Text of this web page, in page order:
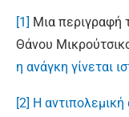
[1] Μια περιγραφή
Θάνου
η ανάγκη γίνεται
[2] Η